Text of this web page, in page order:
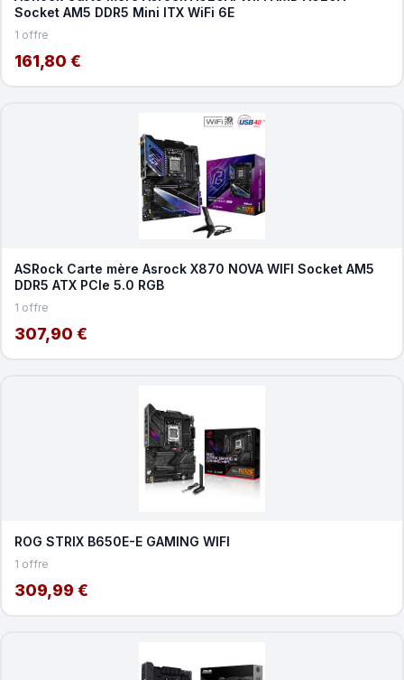
Socket AM5 DDR5 Mini ITX WiFi 6E
1 offre
161,80 €
ASRock Carte mère Asrock X870 NOVA WIFI Socket AM5
DDR5 ATX PCIe 5.0 RGB
1 offre
307,90 €
ROG STRIX B650E-E GAMING WIFI
1 offre
309,99 €